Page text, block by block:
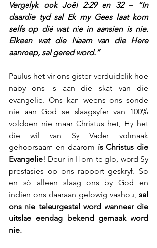
Vergelyk ook Joël 2:29 en 32 – “In
daardie tyd sal Ek my Gees laat kom
selfs op dié wat nie in aansien is nie.
Elkeen wat die Naam van die Here
aanroep, sal gered word.”
Paulus het vir ons gister verduidelik hoe
naby ons is aan die skat van die
evangelie. Ons kan weens ons sonde
nie aan God se slaagsyfer van 100%
voldoen nie maar Christus het, Hy het
die wil van Sy Vader volmaak
gehoorsaam en daarom ís Christus die
Evangelie! Deur in Hom te glo, word Sy
prestasies op ons rapport geskryf. So
en só alleen slaag ons by God en
indien ons daaraan gelowig vashou, sal
ons nie teleurgestel word wanneer die
uitslae eendag bekend gemaak word
nie.